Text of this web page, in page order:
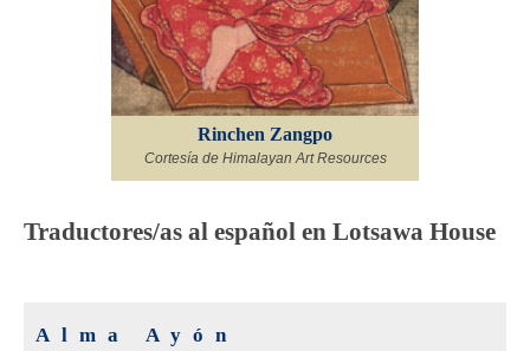
Rinchen Zangpo
Cortesía de Himalayan Art Resources
Traductores/as al español en Lotsawa House
Alma Ayón